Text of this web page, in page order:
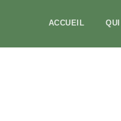
ACCUEIL